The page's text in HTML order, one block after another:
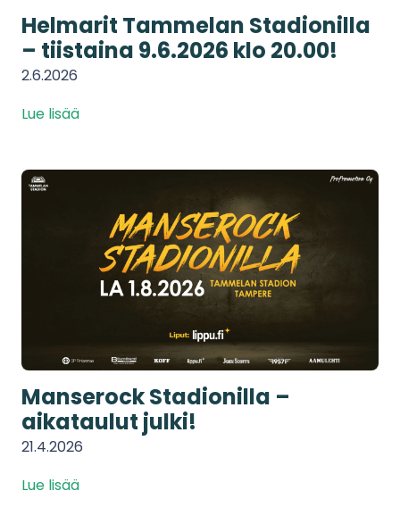
Helmarit Tammelan Stadionilla
– tiistaina 9.6.2026 klo 20.00!
2.6.2026
Lue lisää
Manserock Stadionilla –
aikataulut julki!
21.4.2026
Lue lisää